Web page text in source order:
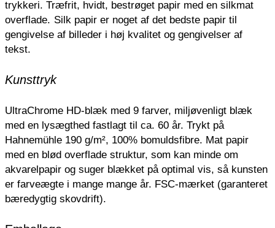
trykkeri. Træfrit, hvidt, bestrøget papir med en silkmat
overflade. Silk papir er noget af det bedste papir til
gengivelse af billeder i høj kvalitet og gengivelser af
tekst.
Kunsttryk
UltraChrome HD-blæk med 9 farver, miljøvenligt blæk
med en lysægthed fastlagt til ca. 60 år. Trykt på
Hahnemühle 190 g/m², 100% bomuldsfibre. Mat papir
med en blød overflade struktur, som kan minde om
akvarelpapir og suger blækket på optimal vis, så kunsten
er farveægte i mange mange år. FSC-mærket (garanteret
bæredygtig skovdrift).